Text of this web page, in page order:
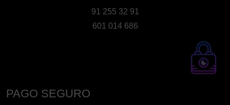
91 255 32 91
601 014 686
PAGO SEGURO